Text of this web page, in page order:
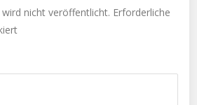
nicht veröffentlicht. Erforderliche